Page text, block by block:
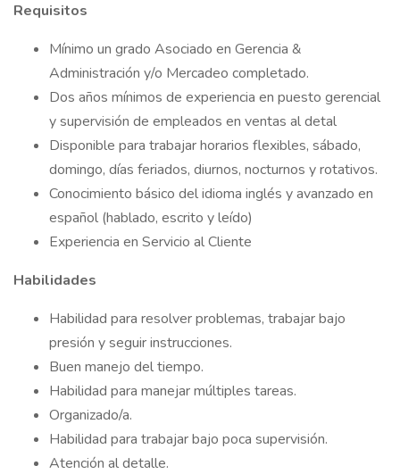
Requisitos
Mínimo un grado Asociado en Gerencia &
Administración y/o Mercadeo completado.
Dos años mínimos de experiencia en puesto gerencial
y supervisión de empleados en ventas al detal
Disponible para trabajar horarios flexibles, sábado,
domingo, días feriados, diurnos, nocturnos y rotativos.
Conocimiento básico del idioma inglés y avanzado en
español (hablado, escrito y leído)
Experiencia en Servicio al Cliente
Habilidades
Habilidad para resolver problemas, trabajar bajo
presión y seguir instrucciones.
Buen manejo del tiempo.
Habilidad para manejar múltiples tareas.
Organizado/a.
Habilidad para trabajar bajo poca supervisión.
Atención al detalle.